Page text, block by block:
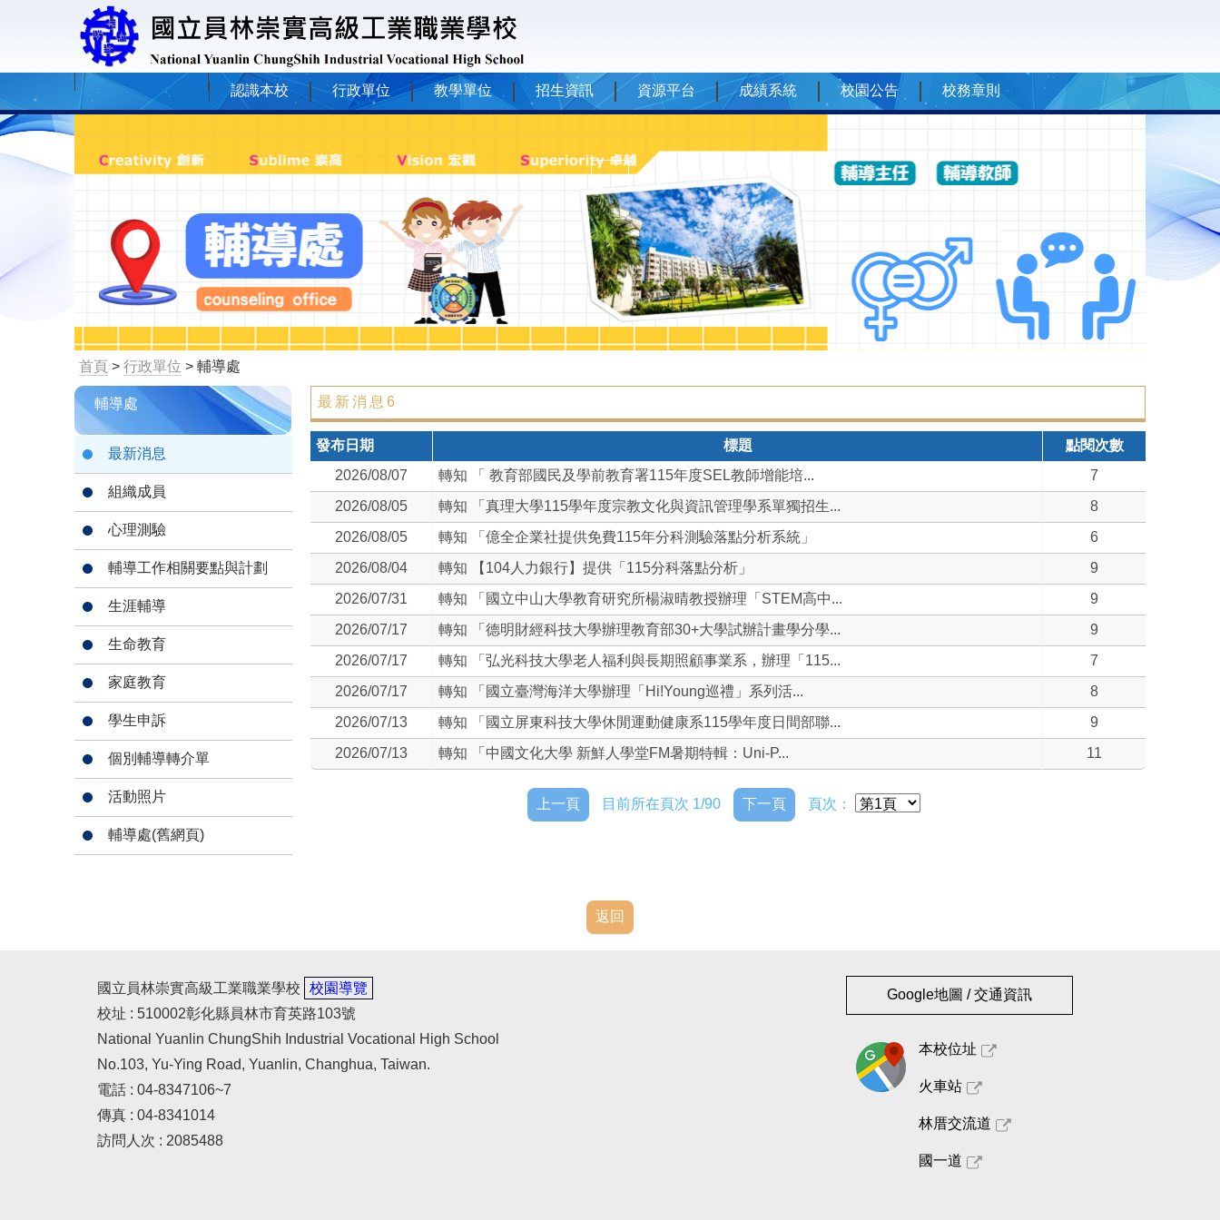
認識本校 行政單位 教學單位 招生資訊 資源平台 成績系統 校園公告 校務章則
首頁 > 行政單位 > 輔導處
輔導處
最新消息
組織成員
心理測驗
輔導工作相關要點與計劃
生涯輔導
生命教育
家庭教育
學生申訴
個別輔導轉介單
活動照片
輔導處(舊網頁)
最新消息6
發布日期 標題
點閱次數
2026/08/07
轉知 「 教育部國民及學前教育署115年度SEL教師增能培...
7
2026/08/05
轉知 「真理大學115學年度宗教文化與資訊管理學系單獨招生...
8
2026/08/05
轉知 「億全企業社提供免費115年分科測驗落點分析系統」
6
2026/08/04
轉知 【104人力銀行】提供「115分科落點分析」
9
2026/07/31
轉知 「國立中山大學教育研究所楊淑晴教授辦理「STEM高中...
9
2026/07/17
轉知 「德明財經科技大學辦理教育部30+大學試辦計畫學分學...
9
2026/07/17
轉知 「弘光科技大學老人福利與長期照顧事業系，辦理「115...
7
2026/07/17
轉知 「國立臺灣海洋大學辦理「Hi!Young巡禮」系列活...
8
2026/07/13
轉知 「國立屏東科技大學休閒運動健康系115學年度日間部聯...
9
2026/07/13
轉知 「中國文化大學 新鮮人學堂FM暑期特輯：Uni-P... 11
上一頁 目前所在頁次 1/90 下一頁 頁次：
返回
國立員林崇實高級工業職業學校
校園導覽
校址 : 510002彰化縣員林市育英路103號
National Yuanlin ChungShih Industrial Vocational High School
No.103, Yu-Ying Road, Yuanlin, Changhua, Taiwan.
電話 : 04-8347106~7
傳真 : 04-8341014
訪問人次 : 2085488
Google地圖 / 交通資訊
本校位址
火車站
林厝交流道
國一道